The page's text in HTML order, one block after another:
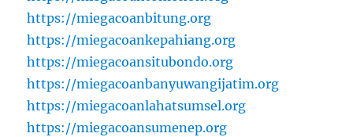
https://miegacoanbitung.org
https://miegacoankepahiang.org
https://miegacoansitubondo.org
https://miegacoanbanyuwangijatim.org
https://miegacoanlahatsumsel.org
https://miegacoansumenep.org